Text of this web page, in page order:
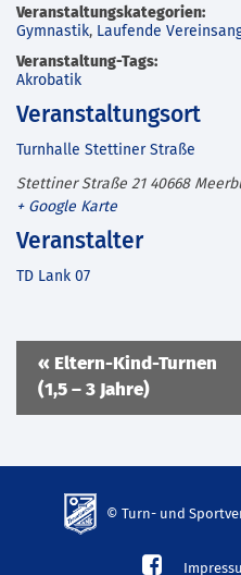
Veranstaltungskategorien:
Gymnastik, Laufende
Veranstaltung-Tags:
Akrobatik
Veranstaltungsort
Turnhalle Stettiner Straße
Stettiner Straße 21 40668
+ Google Karte
Veranstalter
TD Lank 07
Veranstaltung
Navigation
« Eltern-Kind-Turnen
(1,5 – 3 Jahre)
© Turn- und